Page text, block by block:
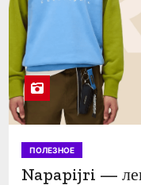
ПОЛЕЗНОЕ
Napapijri —